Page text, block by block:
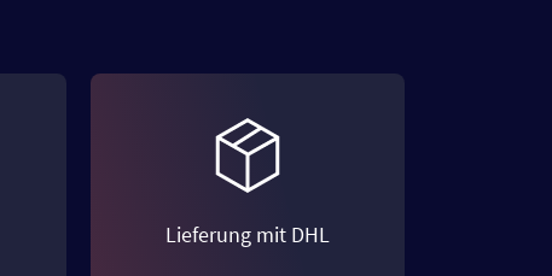
Lieferung mit DHL